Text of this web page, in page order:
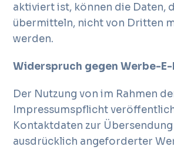
aktiviert ist, können die Daten,
übermitteln, nicht von Dritten
werden.
Widerspruch gegen Werbe-
Der Nutzung von im Rahmen
Impressumspflicht
Kontaktdaten zur
ausdrücklich angeforderter